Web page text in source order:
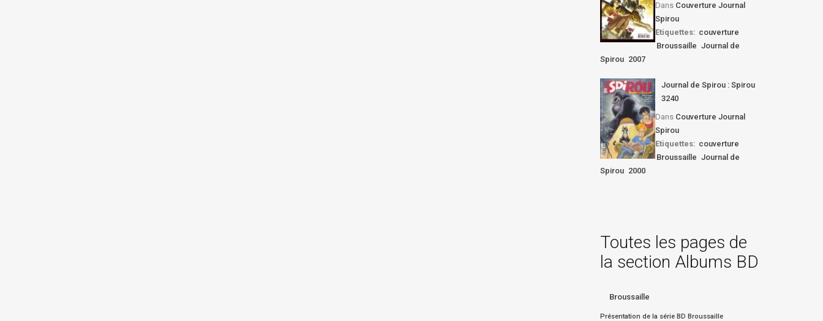
Dans Couverture Journal
Spirou
Etiquettes: couverture
Broussaille Journal de
Spirou 2007
Journal de Spirou : Spirou
3240
Dans Couverture Journal
Spirou
Etiquettes: couverture
Broussaille Journal de
Spirou 2000
Toutes les pages de
la section Albums BD
Broussaille
Présentation de la série BD Broussaille